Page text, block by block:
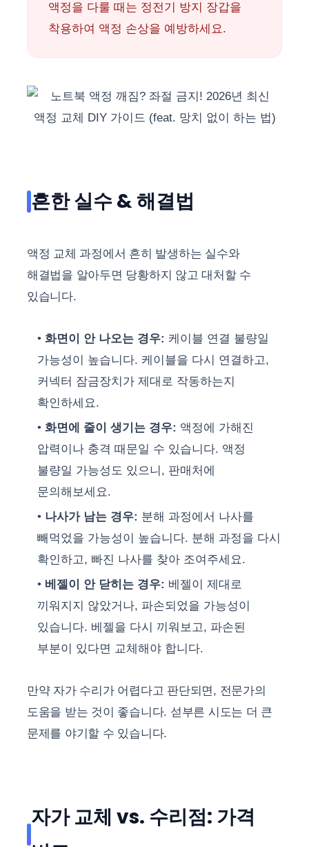
액정을 다룰 때는 정전기 방지 장갑을
착용하여 액정 손상을 예방하세요.
흔한 실수 & 해결법
액정 교체 과정에서 흔히 발생하는 실수와
해결법을 알아두면 당황하지 않고 대처할 수
있습니다.
화면이 안 나오는 경우: 케이블 연결 불량일
가능성이 높습니다. 케이블을 다시 연결하고,
커넥터 잠금장치가 제대로 작동하는지
확인하세요.
화면에 줄이 생기는 경우: 액정에 가해진
압력이나 충격 때문일 수 있습니다. 액정
불량일 가능성도 있으니, 판매처에
문의해보세요.
나사가 남는 경우: 분해 과정에서 나사를
빼먹었을 가능성이 높습니다. 분해 과정을 다시
확인하고, 빠진 나사를 찾아 조여주세요.
베젤이 안 닫히는 경우: 베젤이 제대로
끼워지지 않았거나, 파손되었을 가능성이
있습니다. 베젤을 다시 끼워보고, 파손된
부분이 있다면 교체해야 합니다.
만약 자가 수리가 어렵다고 판단되면, 전문가의
도움을 받는 것이 좋습니다. 섣부른 시도는 더 큰
문제를 야기할 수 있습니다.
자가 교체 vs. 수리점: 가격